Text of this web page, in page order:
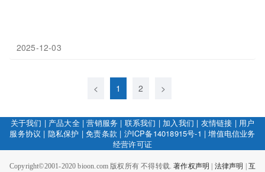
2025-12-03
< 1 2 >
关于我们 | 产品大全|营销服务 | 联系我们 | 加入我们 | 友情链接 | 用户
服务协议 | 隐私保护 |免责条款 | 沪ICP备14018915号-1 |增值电信业务
经营许可证
Copyright©2001-2020 bioon.com 版权所有 不得转载.著作权声明 法律声明
互